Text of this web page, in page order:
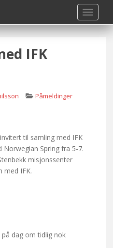
IFK
Påmeldinger
til samling med IFK
Spring fra 5-7.
misjonssenter
med IFK.
dag om tidlig nok